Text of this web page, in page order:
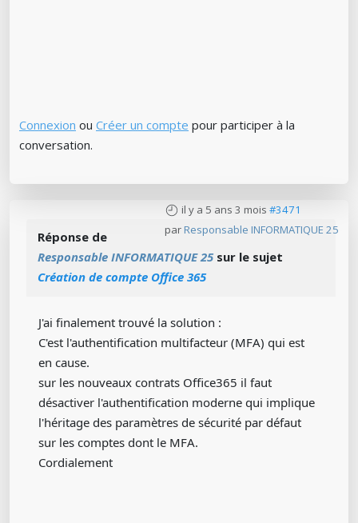
Connexion ou Créer un compte pour participer à la
conversation.
il y a 5 ans 3 mois #3471
par Responsable INFORMATIQUE 25
Réponse de
Responsable INFORMATIQUE 25sur le sujet
Création de compte Office 365
J'ai finalement trouvé la solution :
C'est l'authentification multifacteur (MFA) qui est
en cause.
sur les nouveaux contrats Office365 il faut
désactiver l'authentification moderne qui implique
l'héritage des paramètres de sécurité par défaut
sur les comptes dont le MFA.
Cordialement